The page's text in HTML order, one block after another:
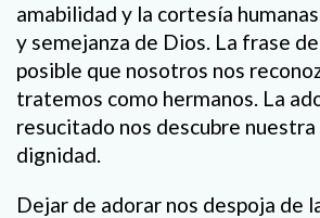
amabilidad y la cortesía
y semejanza de Dios. La frase
posible que nosotros nos
tratemos como hermanos. La
resucitado nos descubre nuestra
dignidad.
Dejar de adorar nos despoja de